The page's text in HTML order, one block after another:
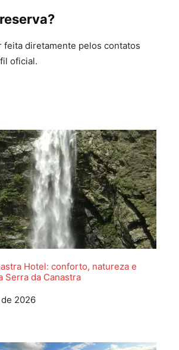
feita diretamente pelos contatos
oficial.
Hotel: conforto, natureza e
Serra da Canastra
2026